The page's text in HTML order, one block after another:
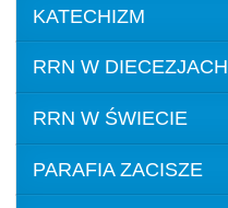
KATECHIZM
RRN W DIECEZJACH
RRN W ŚWIECIE
PARAFIA ZACISZE